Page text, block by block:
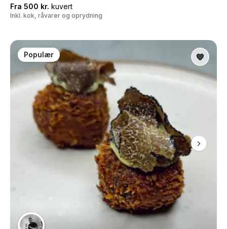
Fra 500 kr. kuvert
Inkl. kok, råvarer og oprydning
Populær